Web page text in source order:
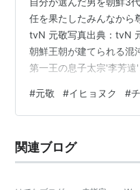
任を果たしたみんなから
tvN 元敬写真出典：tvN
朝鮮王朝が建てられる混
第一王の息子太宗'李芳遠
すらなく、太宗の正妃、
れた元敬王后の人生を描
その時代の女性たちとは
った彼女の物語。 元敬
#元敬 #イヒョヌク #
関連ブログ